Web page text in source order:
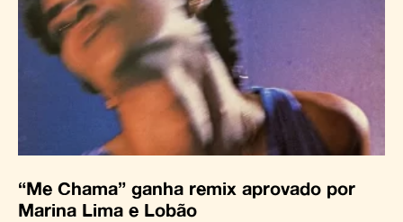
“Me Chama” ganha remix aprovado por
Marina Lima e Lobão